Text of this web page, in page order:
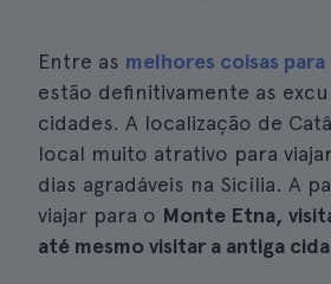
Entre as melhores coisas
estão definitivamente as
cidades. A localização de
local muito atrativo para
dias agradáveis na Sicília. A
viajar para o Monte Etna,
até mesmo visitar a antiga